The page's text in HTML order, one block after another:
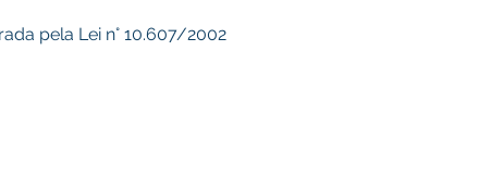
pela Lei n° 10.607/2002